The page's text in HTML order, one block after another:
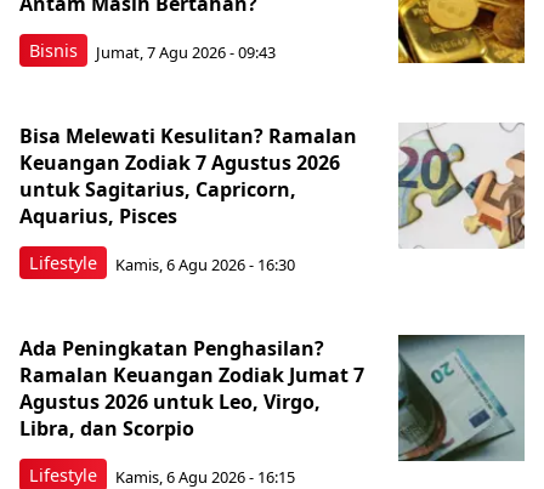
Bisnis Jumat, 7 Agu 2026 - 09:43
Lifestyle
Bisa Melewati Kesulitan? Ramalan
Keuangan Zodiak 7 Agustus 2026
untuk Sagitarius, Capricorn,
Aquarius, Pisces
Kamis, 6 Agu 2026 - 16:30
Lifestyle
Ada Peningkatan Penghasilan?
Ramalan Keuangan Zodiak Jumat 7
Agustus 2026 untuk Leo, Virgo,
Libra, dan Scorpio
Kamis, 6 Agu 2026 - 16:15